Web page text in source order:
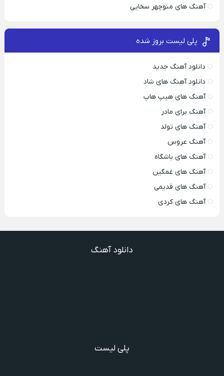
آهنگ های منوچهر سخایی
پلی لیست بروز شده
دانلود آهنگ جدید
دانلود آهنگ های شاد
آهنگ های هیپ هاپ
آهنگ برای مادر
آهنگ های تولد
آهنگ عروس
آهنگ های باشگاه
آهنگ های غمگین
آهنگ های قدیمی
آهنگ های کردی
دانلود آهنگ
پلی لیست